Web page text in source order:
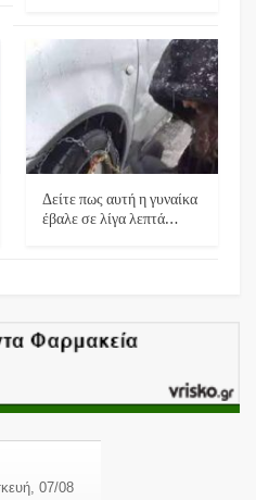
Δείτε πως αυτή η γυναίκα
έβαλε σε λίγα λεπτά…